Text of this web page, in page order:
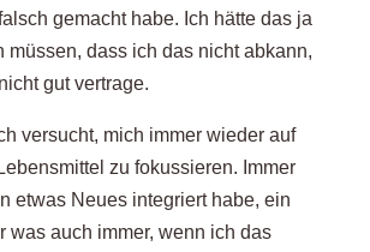
gemacht habe. Ich hätte das ja
müssen, dass ich das nicht abkann,
gut vertrage.
versucht, mich immer wieder auf
zu fokussieren. Immer
etwas Neues integriert habe, ein
was auch immer, wenn ich das